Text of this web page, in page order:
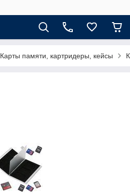
Карты памяти, картридеры, кейсы